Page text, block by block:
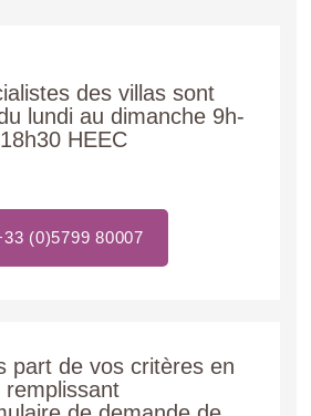
des villas sont
lundi au dimanche 9h-
18h30 HEEC
(0)5799 80007
part de vos critères en
remplissant